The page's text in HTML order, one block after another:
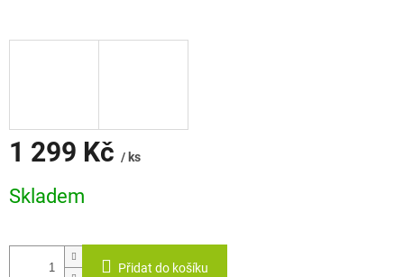
1 299 Kč / ks
cena:
Skladem
Přidat do košíku